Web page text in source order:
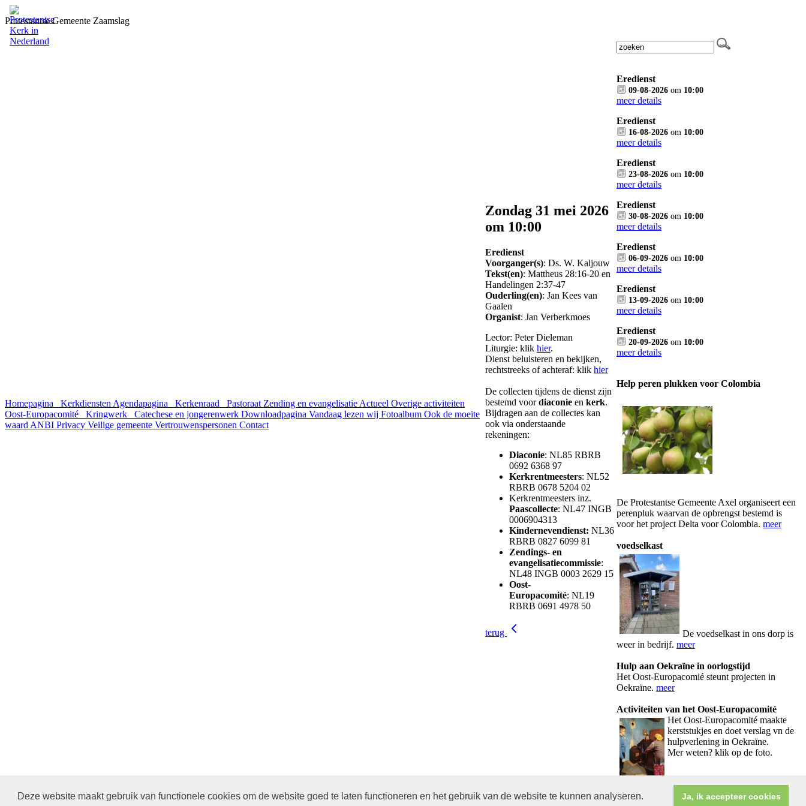
Deze website maakt gebruik van functionele cookies om de website goed te laten functioneren en het gebruik van de website te kunnen analyseren. Ja, ik accepteer cookies
Protestantse Gemeente Zaamslag
Homepagina Kerkdiensten Agendapagina Kerkenraad Pastoraat Zending en evangelisatie Actueel Overige activiteiten
Oost-Europacomité
Kringwerk Catechese en jongerenwerk Downloadpagina Vandaag lezen wij Fotoalbum Ook de moeite
waard ANBI Privacy Veilige gemeente Vertrouwenspersonen Contact
Zondag 31 mei 2026
om 10:00
Eredienst
Voorganger(s): Ds. W. Kaljouw
Tekst(en): Mattheus 28:16-20 en
Handelingen 2:37-47
Ouderling(en): Jan Kees van
Gaalen
Organist: Jan Verberkmoes
Lector: Peter Dieleman
Liturgie: klik hier.
Dienst beluisteren en bekijken,
rechtstreeks of achteraf: klik hier
De collecten tijdens de dienst zijn
bestemd voordiaconie en kerk.
Bijdragen aan de collectes kan
ook via onderstaande
rekeningen:
Diaconie: NL85 RBRB
0692 6368 97
Kerkrentmeesters: NL52
RBRB 0678 5204 02
Kerkrentmeesters inz.
Paascollecte: NL47 INGB
0006904313
Kindernevendienst: NL36
RBRB 0827 6099 81
Zendings- en
evangelisatiecommissie:
NL48 INGB 0003 2629 15
Oost-
Europacomité: NL19
RBRB 0691 4978 50
terug
Eredienst
09-08-2026 om 10:00
meer details
Eredienst
16-08-2026 om 10:00
meer details
Eredienst
23-08-2026 om 10:00
meer details
Eredienst
30-08-2026 om 10:00
meer details
Eredienst
06-09-2026 om 10:00
meer details
Eredienst
13-09-2026 om 10:00
meer details
Eredienst
20-09-2026 om 10:00
meer details
Help peren plukken voor Colombia
De Protestantse Gemeente Axel organiseert een
perenpluk waarvan de opbrengst bestemd is
voor het project Delta voor Colombia. meer
voedselkast
De voedselkast in ons dorp is
weer in bedrijf. meer
Hulp aan Oekraïne in oorlogstijd
Het Oost-Europacomié steunt projecten in
Oekraïne. meer
Activiteiten van het Oost-Europacomité
Het Oost-Europacomité maakte
kerststukjes en doet verslag vn de
hulpverlening in Oekraïne.
Mer weten? klik op de foto.